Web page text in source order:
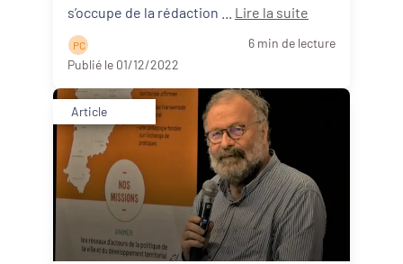
Date de publication
Lire la suite
P C
6 min de lecture
Publié le 01/12/2022
Article